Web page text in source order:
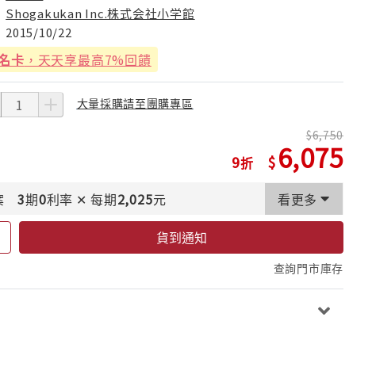
Shogakukan Inc.株式会社小学館
2015/10/22
卡 ，天天享最高7%回饋
大量採購請至團購專區
9
6,750
6,075
3期0利率 ✕ 每期2,025元 看更多
貨到通知
查詢門市庫存